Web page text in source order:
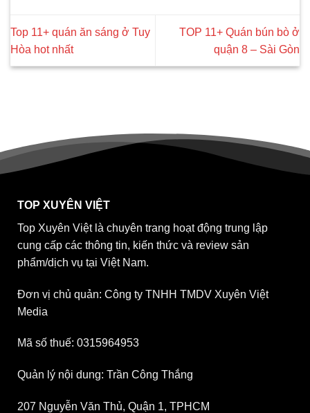
Top 11+ quán ăn sáng ở Tuy
Hòa hot nhất
TOP 11+ Quán bún bò ở
quận 8 – Sài Gòn
TOP XUYÊN VIỆT
Top Xuyên Việt là chuyên trang hoạt động trung lập
cung cấp các thông tin, kiến thức và review sản
phẩm/dịch vụ tại Việt Nam.
Đơn vị chủ quản: Công ty TNHH TMDV Xuyên Việt
Media
Mã số thuế: 0315964953
Quản lý nội dung: Trần Công Thắng
207 Nguyễn Văn Thủ, Quận 1, TPHCM